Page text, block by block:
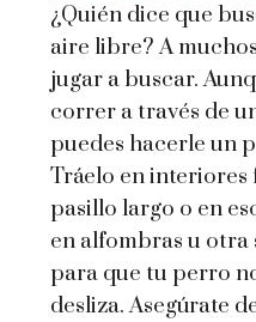
¿Quién dice que
aire libre? A
jugar a buscar.
correr a través de
puedes hacerle un
Tráelo en
pasillo largo o en
en alfombras u
para que tu perro
desliza. Asegúrate